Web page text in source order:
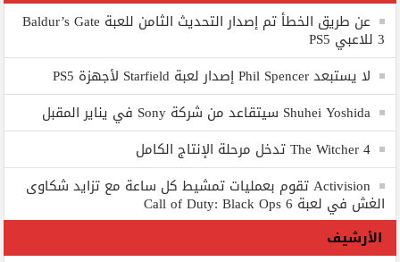
عن طريق الخطأ تم إصدار التحديث الثامن للعبة Baldur’s Gate
3 للاعبي PS5
لا يستبعد Phil Spencer إصدار لعبة Starfield لأجهزة PS5
Shuhei Yoshida سيتقاعد من شركة Sony في يناير المقبل
The Witcher 4 تدخل مرحلة الإنتاج الكامل
Activision تقوم بعمليات تمشيط كل ساعة مع تزايد شكاوى
الغش في لعبة Call of Duty: Black Ops 6
الأرشيف